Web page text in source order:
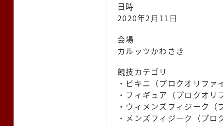
日時
2020年2月11日
会場
カルッツかわさき
競技カテゴリ
・ビキニ（プロクオリファ
・フィギュア（プロクオリ
・ウィメンズフィジーク（
・メンズフィジーク（プロ